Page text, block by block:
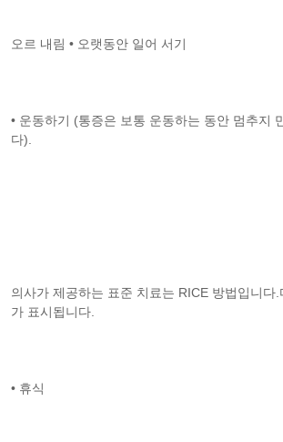
오르 내림 • 오랫동안 일어 서기
• 운동하기 (통증은 보통 운동하는 동안 멈추지
다).
의사가 제공하는 표준 치료는 RICE 방법입니다
가 표시됩니다.
• 휴식